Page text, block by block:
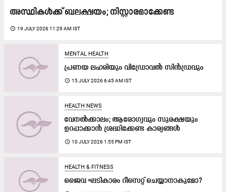
അസ്ഥികൾക്ക് ബലക്ഷയം; നിസ്സാരമാക്കേണ്ട
access_time 19 JULY 2026 11:29 AM IST
MENTAL HEALTH
പ്രണയ ലഹരിയും വിഡ്രോവൽ സിൻഡ്രവും
access_time 15 JULY 2026 6:45 AM IST
HEALTH NEWS
വേനൽക്കാലം; ആരോഗ്യവും സുരക്ഷയും
ഉറപ്പാക്കാൻ ശ്രദ്ധിക്കേണ്ട കാര്യങ്ങൾ
access_time 10 JULY 2026 1:55 PM IST
HEALTH & FITNESS
ജൈ​വ ഘ​ടി​കാ​രം റീ​സെ​റ്റ് ചെ​യ്യാ​നാ​കു​മോ?